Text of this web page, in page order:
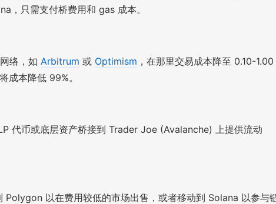
，只需支付桥费用和 gas 成本。
络，如 Arbitrum 或 Optimism ，在那里交易成本降至 0.10-1.00
成本降低 99%。
代币或底层资产桥接到 Trader Joe (Avalanche) 上提供流动
以在费用较低的市场出售，或者移动到 Solana 以参与